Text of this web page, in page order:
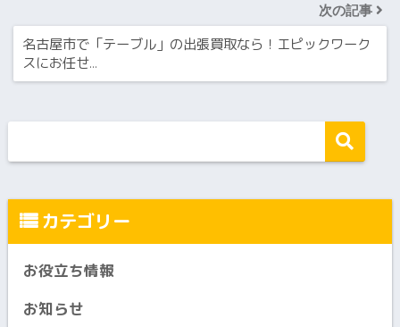
次の記事
名古屋市で「テーブル」の出張買取なら！エピックワーク
スにお任せ…
カテゴリー
お役立ち情報
お知らせ